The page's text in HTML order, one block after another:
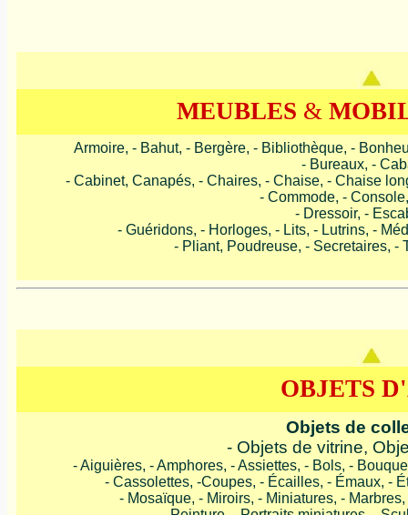
MEUBLES &
Armoire, - Bahut, - Bergère, - Bibliothèque, -
- Bureaux, -
- Cabinet, Canapés, - Chaires, - Chaise, - Chaise
- Commode, -
- Dressoir, -
- Guéridons, - Horloges, - Lits, - Lutrins, -
- Pliant, Poudreuse, - Secretaires, -
OBJETS
Objets de
- Objets de vitrine,
- Aiguières, - Amphores, - Assiettes, - Bols, -
- Cassolettes, -Coupes, - Écailles, - Émaux, -
- Mosaïque, - Miroirs, - Miniatures, -